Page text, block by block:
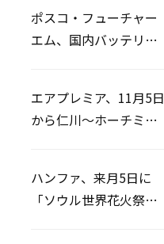
ポスコ・フューチャー
エム、国内バッテリー
エアプレミア、11月5日
から仁川〜ホーチミン
ハンファ、来月5日に
「ソウル世界花火祭り